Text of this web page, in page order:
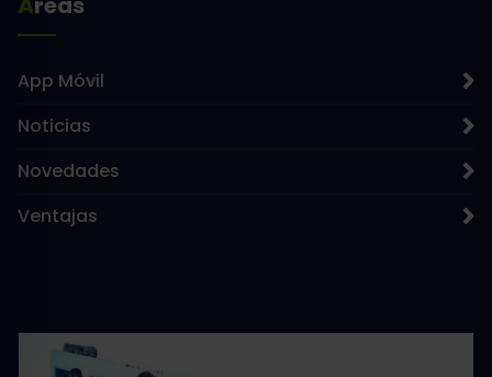
App Móvil
Noticias
Novedades
Ventajas